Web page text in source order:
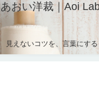
あおい洋裁｜Aoi
見えないコツを、言葉にする